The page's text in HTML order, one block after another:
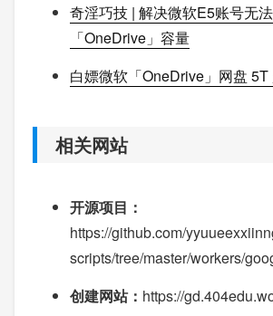
奇淫巧技 | 解决微软E5账号无
「OneDrive」容量
白嫖微软「OneDrive」网盘
相关网站
开源项目：
https://github.com/
scripts/tree/master/workers/
创建网站： https://